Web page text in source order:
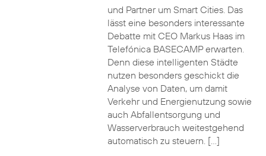
und Partner um Smart Cities. Das
lässt eine besonders interessante
Debatte mit CEO Markus Haas im
Telefónica BASECAMP erwarten.
Denn diese intelligenten Städte
nutzen besonders geschickt die
Analyse von Daten, um damit
Verkehr und Energienutzung sowie
auch Abfallentsorgung und
Wasserverbrauch weitestgehend
automatisch zu steuern. […]